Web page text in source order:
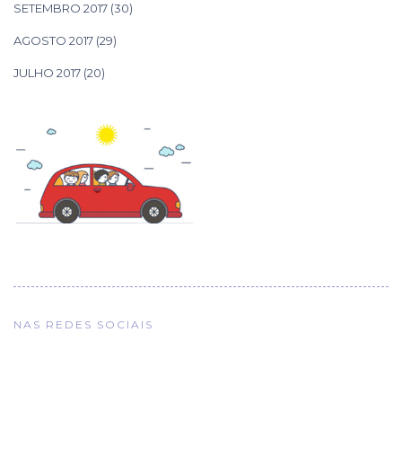
SETEMBRO 2017 (30)
AGOSTO 2017 (29)
JULHO 2017 (20)
NAS REDES SOCIAIS